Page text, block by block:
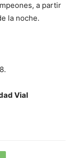
a partir
la noche.
Vial